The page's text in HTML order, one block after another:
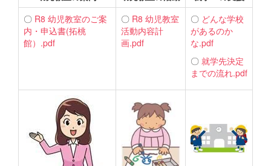
〇 R8 幼児教室のご案
内・申込書(拓桃
館）.pdf
〇 R8 幼児教室
活動内容計
画.pdf
〇 どんな学校
があるのか
な.pdf
〇 就学先決定
までの流れ.pdf